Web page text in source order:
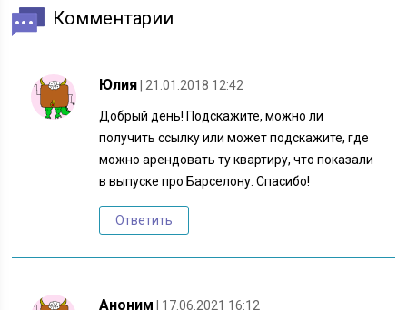
Комментарии
Юлия | 21.01.2018 12:42
Добрый день! Подскажите, можно ли
получить ссылку или может подскажите, где
можно арендовать ту квартиру, что показали
в выпуске про Барселону. Спасибо!
Ответить
Аноним | 17.06.2021 16:12